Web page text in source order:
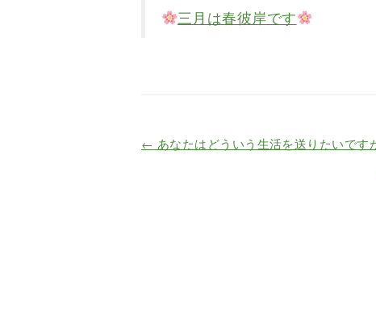
三月は春彼岸です
← あなたはどういう生活を送りたいで